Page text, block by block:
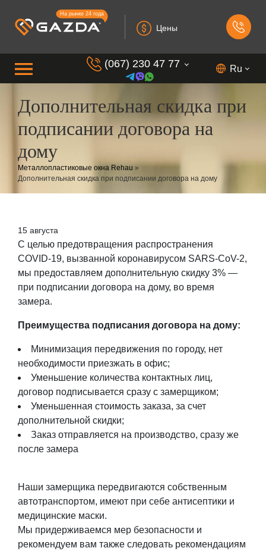
На рынке 24 года
Цены
(067) 230 47 77
(099) 230 73 37
(050) 230 7 337
(098) 230 7 337
Ru
Дополнительная скидка при
подписании договора на
дому
Металлопластиковые окна Rehau »
Дополнительная скидка при подписании договора на дому
15 августа
С целью предотвращения распространения
COVID-19, вызванной коронавирусом SARS-CoV-2,
мы предоставляем дополнительную скидку 3% —
при подписании договора на дому, во время
замера.
Преимущества подписания договора на дому:
Минимизация передвижения по городу, нет
необходимости приезжать в офис;
Уменьшение количества контактных лиц,
договор подписывается сразу с замерщиком;
Уменьшенная стоимость заказа, за счет
дополнительной скидки;
Заказ отправляется на производство, сразу же
после замера
Наши замерщика передвигаются собственным
автотранспортом, имеют при себе антисептики и
медицинские маски.
Мы придерживаемся мер безопасности и
рекомендуем вам также следовать рекомендациям